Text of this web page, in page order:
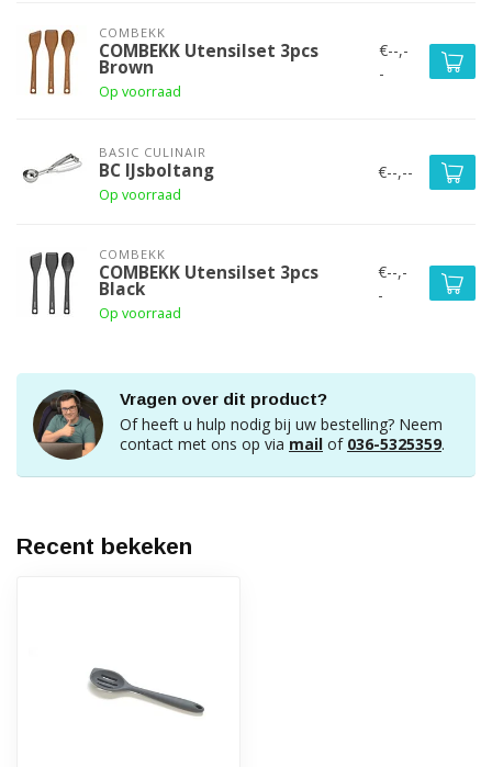
COMBEKK
COMBEKK Utensilset 3pcs
Brown
Op voorraad
€--,-
-
BASIC CULINAIR
BC IJsboltang
Op voorraad
€--,--
COMBEKK
COMBEKK Utensilset 3pcs
Black
Op voorraad
€--,-
-
Vragen over dit product?
Of heeft u hulp nodig bij uw bestelling? Neem
contact met ons op via mail of 036-5325359.
Recent bekeken